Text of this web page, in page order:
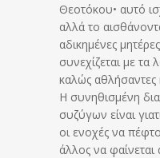
Θεοτόκου• αυτό
αλλά το
αδικημένες
συνεχίζεται με τα
καλώς
Η συνηθισμένη
συζύγων είναι
οι ενοχές να
άλλος να